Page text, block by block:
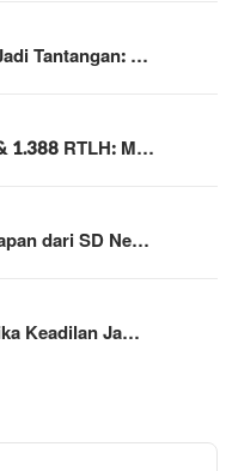
Tantangan: …
1.388 RTLH: M…
dari SD Ne…
Keadilan Ja…